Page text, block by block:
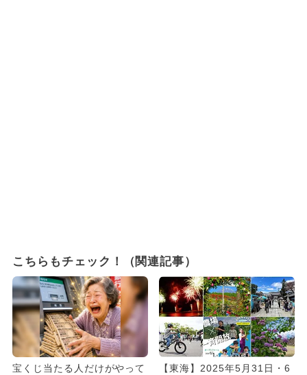
こちらもチェック！（関連記事）
宝くじ当たる人だけがやって
【東海】2025年5月31日・6